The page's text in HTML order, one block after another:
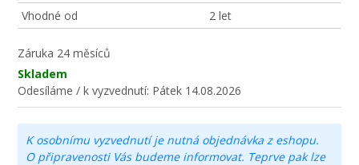
Vhodné od
2 let
Záruka 24 měsíců
Skladem
Odesíláme / k vyzvednutí: Pátek 14.08.2026
K osobnímu vyzvednutí je nutná objednávka z eshopu.
O připravenosti Vás budeme informovat. Teprve pak lze